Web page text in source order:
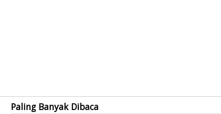
Paling Banyak Dibaca